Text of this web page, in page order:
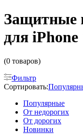
Защитные
для iPhone
(0 товаров)
Фильтр
Сортировать:
Популярные
От недорогих
От дорогих
Новинки